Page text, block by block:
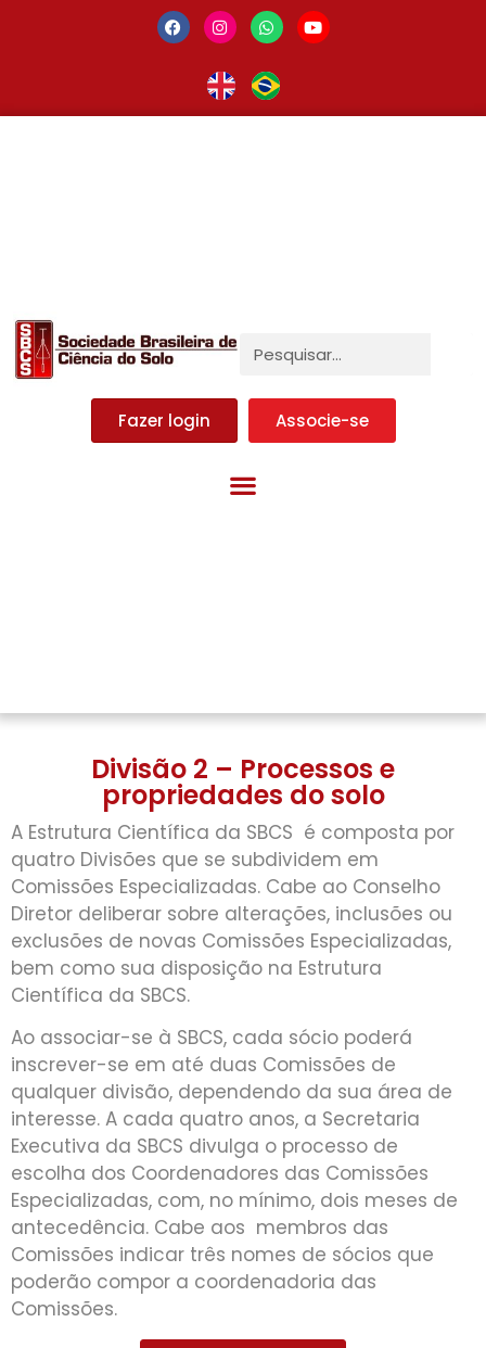
Fazer login Associe-se
Divisão 2 – Processos e
propriedades do solo
A Estrutura Científica da SBCS é composta por
quatro Divisões que se subdividem em
Comissões Especializadas. Cabe ao Conselho
Diretor deliberar sobre alterações, inclusões ou
exclusões de novas Comissões Especializadas,
bem como sua disposição na Estrutura
Científica da SBCS.
Ao associar-se à SBCS, cada sócio poderá
inscrever-se em até duas Comissões de
qualquer divisão, dependendo da sua área de
interesse. A cada quatro anos, a Secretaria
Executiva da SBCS divulga o processo de
escolha dos Coordenadores das Comissões
Especializadas, com, no mínimo, dois meses de
antecedência. Cabe aos membros das
Comissões indicar três nomes de sócios que
poderão compor a coordenadoria das
Comissões.